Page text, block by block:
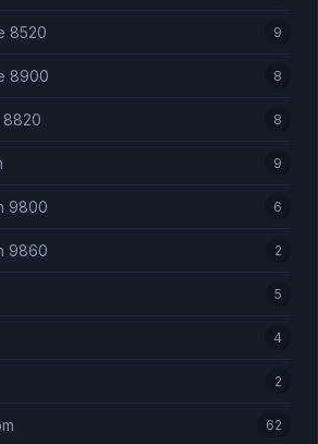
8520 9
8900 8
8820 8
9
9800 6
9860 2
5
4
2
62